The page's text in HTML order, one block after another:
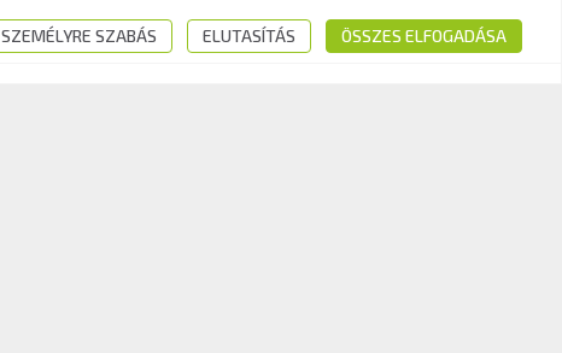
SZEMÉLYRE SZABÁS ELUTASÍTÁS ÖSSZES ELFOGADÁSA